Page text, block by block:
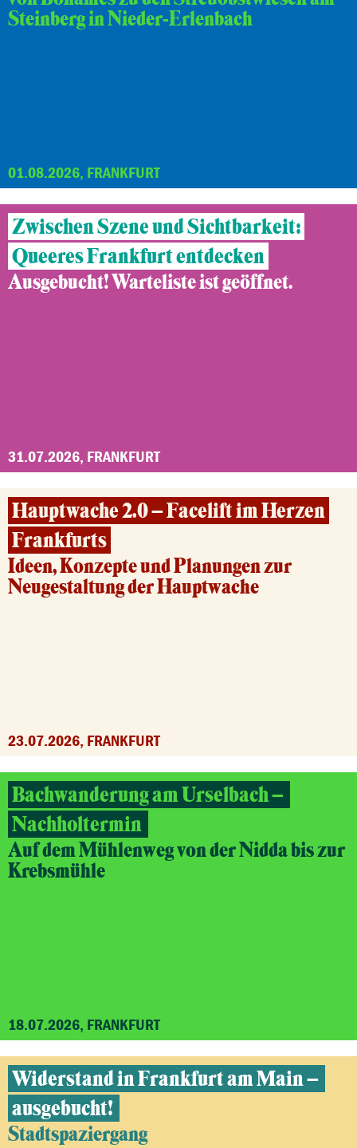
Steinberg in Nieder-Erlenbach
01.08.2026, FRANKFURT
Zwischen Szene und Sichtbarkeit:
Queeres Frankfurt entdecken
Ausgebucht! Warteliste ist geöffnet.
31.07.2026, FRANKFURT
Hauptwache 2.0 – Facelift im Herzen
Frankfurts
Ideen, Konzepte und Planungen zur
Neugestaltung der Hauptwache
23.07.2026, FRANKFURT
Bachwanderung am Urselbach –
Nachholtermin
Auf dem Mühlenweg von der Nidda bis zur
Krebsmühle
18.07.2026, FRANKFURT
Widerstand in Frankfurt am Main –
ausgebucht!
Stadtspaziergang